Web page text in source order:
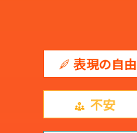
表現の自由
不安